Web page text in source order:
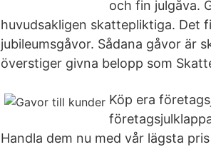
och fin julgåva.
huvudsakligen skattepliktiga. Det
jubileumsgåvor. Sådana gåvor är
överstiger givna belopp som
Köp era
Handla dem nu med vår lägsta